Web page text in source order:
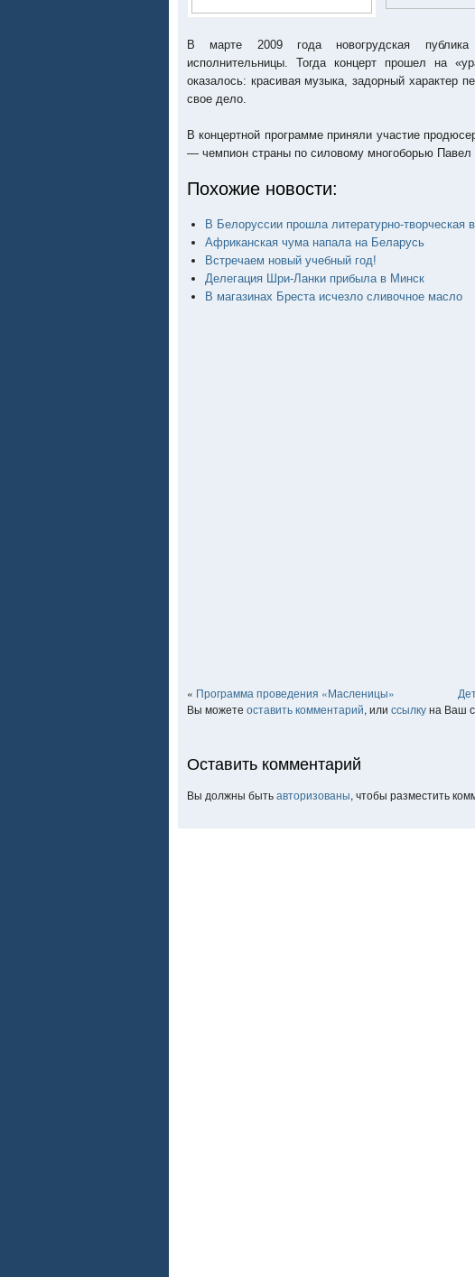
В марте 2009 года новогрудская публика
исполнительницы. Тогда концерт прошел на
оказалось: красивая музыка, задорный характер
свое дело.
В концертной программе приняли участие
— чемпион страны по силовому многоборью Павел
Похожие новости:
В Белоруссии прошла литературно-творческая
Африканская чума напала на Беларусь
Встречаем новый учебный год!
Делегация Шри-Ланки прибыла в Минск
В магазинах Бреста исчезло сливочное масло
« Программа проведения «Масленицы»
Вы можете оставить комментарий, или ссылкуна Ваш
Оставить комментарий
Вы должны бытьавторизованы, чтобы разместить